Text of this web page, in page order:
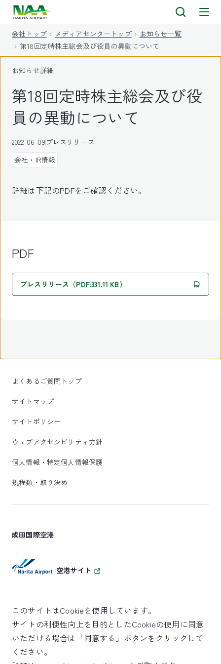
会社トップ メディアセンタートップ
お知らせ一覧
第18回定時株主総会及び役員の異動について
お知らせ詳細
第18回定時株主総会及び役
員の異動について
2022-06-09プレスリリース
会社・IR情報
詳細は下記のPDFをご確認ください。
PDF
プレスリリース（PDF:331.11 KB）
よくあるご質問トップ
サイトマップ
サイトポリシー
ウェブアクセシビリティ方針
個人情報・特定個人情報保護
規程類・取り決め
成田国際空港
空港サイト
SKYTRAX
5スターエアポート
このサイトはCookieを使用しています。
サイトの利便性向上を目的としたCookieの使用に同意
いただける場合は「同意する」ボタンをクリックして
ください。